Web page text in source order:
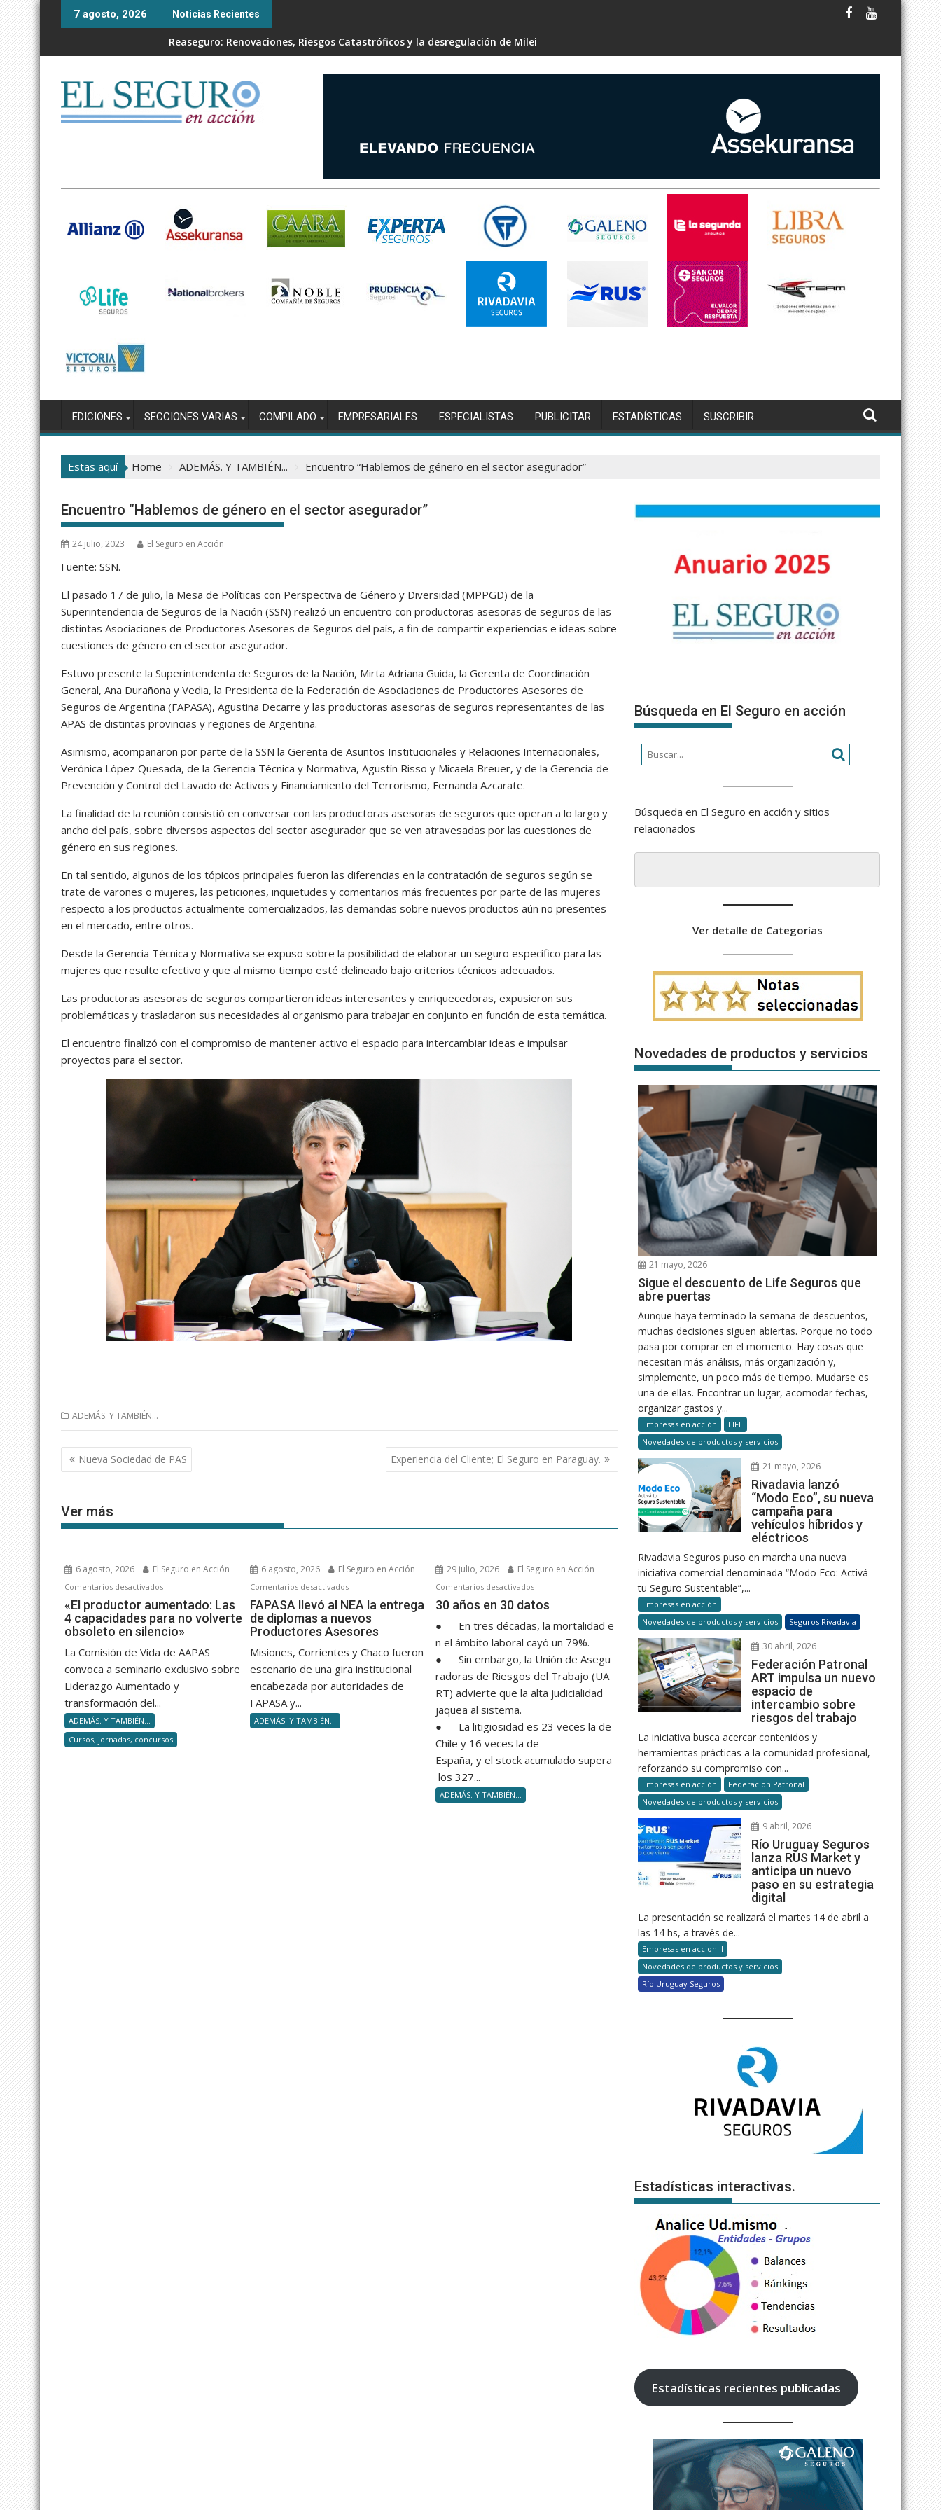
Skip
7 agosto, 2026 Noticias Recientes
Reaseguro: Renovaciones, Riesgos Catastróficos y la desregulación de Milei
EDICIONES SECCIONES VARIAS COMPILADO EMPRESARIALES ESPECIALISTAS PUBLICITAR ESTADÍSTICAS SUSCRIBIR
Estas aquí Home ADEMÁS. Y TAMBIÉN... Encuentro “Hablemos de género en el sector asegurador”
Encuentro “Hablemos de género en el sector asegurador”
24 julio, 2023 El Seguro en Acción
Fuente: SSN.
El pasado 17 de julio, la Mesa de Políticas con Perspectiva de Género y Diversidad (MPPGD) de la
Superintendencia de Seguros de la Nación (SSN) realizó un encuentro con productoras asesoras de seguros de las
distintas Asociaciones de Productores Asesores de Seguros del país, a fin de compartir experiencias e ideas sobre
cuestiones de género en el sector asegurador.
Estuvo presente la Superintendenta de Seguros de la Nación, Mirta Adriana Guida, la Gerenta de Coordinación
General, Ana Durañona y Vedia, la Presidenta de la Federación de Asociaciones de Productores Asesores de
Seguros de Argentina (FAPASA), Agustina Decarre y las productoras asesoras de seguros representantes de las
APAS de distintas provincias y regiones de Argentina.
Asimismo, acompañaron por parte de la SSN la Gerenta de Asuntos Institucionales y Relaciones Internacionales,
Verónica López Quesada, de la Gerencia Técnica y Normativa, Agustín Risso y Micaela Breuer, y de la Gerencia de
Prevención y Control del Lavado de Activos y Financiamiento del Terrorismo, Fernanda Azcarate.
La finalidad de la reunión consistió en conversar con las productoras asesoras de seguros que operan a lo largo y
ancho del país, sobre diversos aspectos del sector asegurador que se ven atravesadas por las cuestiones de
género en sus regiones.
En tal sentido, algunos de los tópicos principales fueron las diferencias en la contratación de seguros según se
trate de varones o mujeres, las peticiones, inquietudes y comentarios más frecuentes por parte de las mujeres
respecto a los productos actualmente comercializados, las demandas sobre nuevos productos aún no presentes
en el mercado, entre otros.
Desde la Gerencia Técnica y Normativa se expuso sobre la posibilidad de elaborar un seguro específico para las
mujeres que resulte efectivo y que al mismo tiempo esté delineado bajo criterios técnicos adecuados.
Las productoras asesoras de seguros compartieron ideas interesantes y enriquecedoras, expusieron sus
problemáticas y trasladaron sus necesidades al organismo para trabajar en conjunto en función de esta temática.
El encuentro finalizó con el compromiso de mantener activo el espacio para intercambiar ideas e impulsar
proyectos para el sector.
ADEMÁS. Y TAMBIÉN...
Navegación
de
Nueva Sociedad de PAS Experiencia del Cliente; El Seguro en Paraguay.
Ver más
6 agosto, 2026 El Seguro en Acción
Comentarios desactivadosen
«El
productor
aumentado:
Las
para
obsoleto
«El productor aumentado: Las
4 capacidades para no volverte
obsoleto en silencio»
La Comisión de Vida de AAPAS
convoca a seminario exclusivo sobre
Liderazgo Aumentado y
transformación del...
ADEMÁS. Y TAMBIÉN...
Cursos, jornadas, concursos
6 agosto, 2026 El Seguro en Acción
Comentarios desactivadosen
FAPASA
llevó
al
NEA
FAPASA llevó al NEA la entrega
de diplomas a nuevos
Productores Asesores
Misiones, Corrientes y Chaco fueron
escenario de una gira institucional
encabezada por autoridades de
FAPASA y...
ADEMÁS. Y TAMBIÉN...
29 julio, 2026 El Seguro en Acción
Comentarios desactivadosen
30 años en 30 datos
30 años en 30 datos
● En tres décadas, la mortalidad e
n el ámbito laboral cayó un 79%.
● Sin embargo, la Unión de Asegu
radoras de Riesgos del Trabajo (UA
RT) advierte que la alta judicialidad
jaquea al sistema.
● La litigiosidad es 23 veces la de
Chile y 16 veces la de
España, y el stock acumulado supera
los 327...
ADEMÁS. Y TAMBIÉN...
Búsqueda en El Seguro en acción
Búsqueda en El Seguro en acción y sitios
relacionados
Ver detalle de Categorías
Novedades de productos y servicios
21 mayo, 2026
Sigue el descuento de Life Seguros que
abre puertas
Aunque haya terminado la semana de descuentos,
muchas decisiones siguen abiertas. Porque no todo
pasa por comprar en el momento. Hay cosas que
necesitan más análisis, más organización y,
simplemente, un poco más de tiempo. Mudarse es
una de ellas. Encontrar un lugar, acomodar fechas,
organizar gastos y...
Empresas en acción
LIFE
Novedades de productos y servicios
21 mayo, 2026
Rivadavia lanzó
“Modo Eco”, su nueva
campaña para
vehículos híbridos y
eléctricos
Rivadavia Seguros puso en marcha una nueva
iniciativa comercial denominada “Modo Eco: Activá
tu Seguro Sustentable”,...
Empresas en acción
Novedades de productos y servicios
Seguros Rivadavia
30 abril, 2026
Federación Patronal
ART impulsa un nuevo
espacio de
intercambio sobre
riesgos del trabajo
La iniciativa busca acercar contenidos y
herramientas prácticas a la comunidad profesional,
reforzando su compromiso con...
Empresas en acción
Federacion Patronal
Novedades de productos y servicios
9 abril, 2026
Río Uruguay Seguros
lanza RUS Market y
anticipa un nuevo
paso en su estrategia
digital
La presentación se realizará el martes 14 de abril a
las 14 hs, a través de...
Empresas en accion II
Novedades de productos y servicios
Río Uruguay Seguros
Estadísticas interactivas.
Estadísticas recientes publicadas